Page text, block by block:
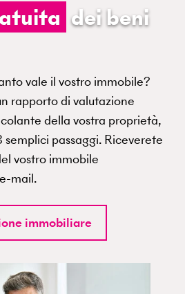
dei beni
vale il vostro immobile?
rapporto di valutazione
della vostra proprietà,
semplici passaggi. Riceverete
vostro immobile
mail.
immobiliare